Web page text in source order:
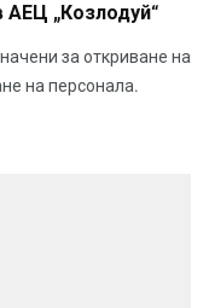
„Козлодуй“
за откриване на
на персонала.